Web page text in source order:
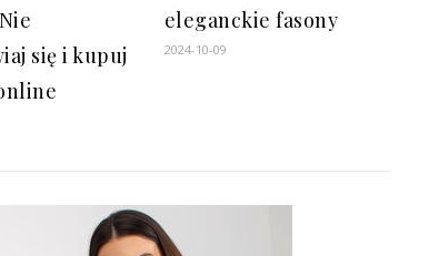
się i kupuj
eleganckie fasony
2024-10-09